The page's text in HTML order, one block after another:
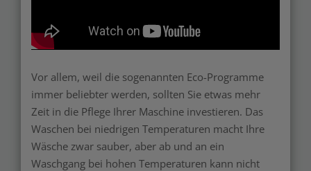
Vor allem, weil die sogenannten Eco-Programme
immer beliebter werden, sollten Sie etwas mehr
Zeit in die Pflege Ihrer Maschine investieren. Das
Waschen bei niedrigen Temperaturen macht Ihre
Wäsche zwar sauber, aber ab und an ein
Waschgang bei hohen Temperaturen kann nicht